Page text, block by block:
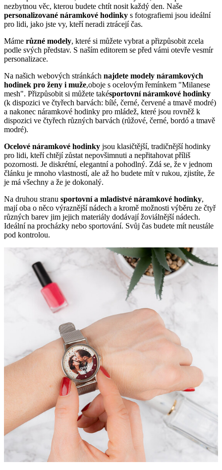
nezbytnou věc, kterou budete chtít nosit každý den. Naše
personalizované náramkové hodinky s fotografiemi jsou ideální
pro lidi, jako jste vy, kteří neradi ztrácejí čas.
Máme různé modely, které si můžete vybrat a přizpůsobit zcela
podle svých představ. S naším editorem se před vámi otevře vesmír
personalizace.
Na našich webových stránkách najdete modely náramkových
hodinek pro ženy i muže,oboje s ocelovým řemínkem "Milanese
mesh". Přizpůsobit si můžete takésportovní náramkové hodinky
(k dispozici ve čtyřech barvách: bílé, černé, červené a tmavě modré)
a nakonec náramkové hodinky pro mládež, které jsou rovněž k
dispozici ve čtyřech různých barvách (růžové, černé, bordó a tmavě
modré).
Ocelové náramkové hodinky jsou klasičtější, tradičnější hodinky
pro lidi, kteří chtějí zůstat nepovšimnuti a nepřitahovat příliš
pozornosti. Je diskrétní, elegantní a pohodlný. Zdá se, že v jednom
článku je mnoho vlastností, ale až ho budete mít v rukou, zjistíte, že
je má všechny a že je dokonalý.
Na druhou stranu sportovní a mladistvé náramkové hodinky,
mají oba o něco výraznější nádech a kromě možnosti výběru ze čtyř
různých barev jim jejich materiály dodávají žoviálnější nádech.
Ideální na procházky nebo sportování. Svůj čas budete mít neustále
pod kontrolou.